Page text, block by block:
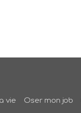
vie Oser mon job